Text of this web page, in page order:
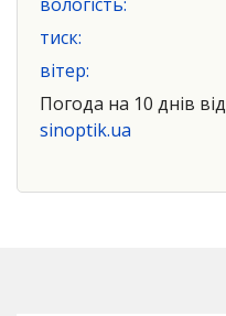
тиск:
вітер:
Погода на 10 днів від
sinoptik.ua